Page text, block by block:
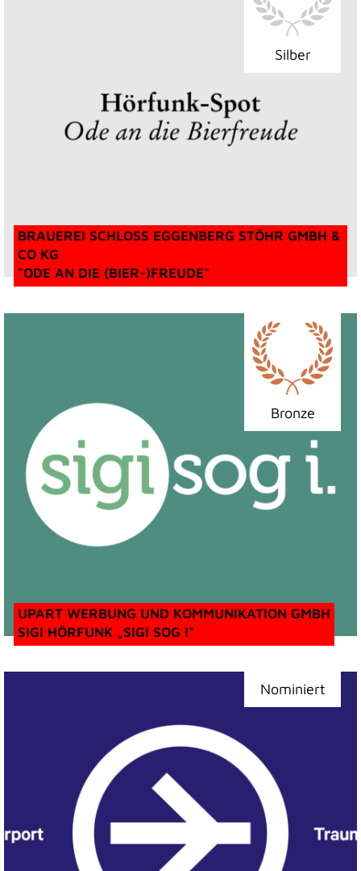
Silber
BRAUEREI SCHLOSS EGGENBERG STÖHR GMBH &
CO KG
"ODE AN DIE (BIER-)FREUDE"
Bronze
UPART WERBUNG UND KOMMUNIKATION GMBH
SIGI HÖRFUNK „SIGI SOG I“
Nominiert